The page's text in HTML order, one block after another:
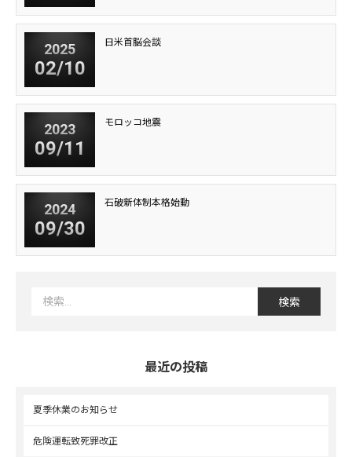
2025
02/10
日米首脳会談
2023
09/11
モロッコ地震
2024
09/30
石破新体制本格始動
最近の投稿
夏季休業のお知らせ
危険運転致死罪改正